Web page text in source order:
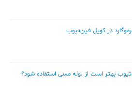
در کویل فین‌تیوب
بهتر است از لوله مسی استفاده شود؟